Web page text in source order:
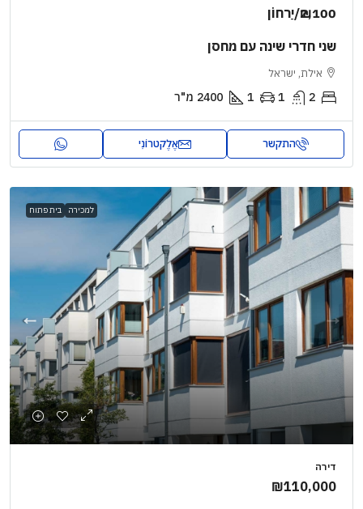
₪2,100/יַרחוֹן
שני חדרי שינה עם מחסן
אילת, ישראל
2
1
1
2400 מ"ר
התקשר אֶלֶקטרוֹנִי
למכירה בית פתוח
דירה
₪110,000